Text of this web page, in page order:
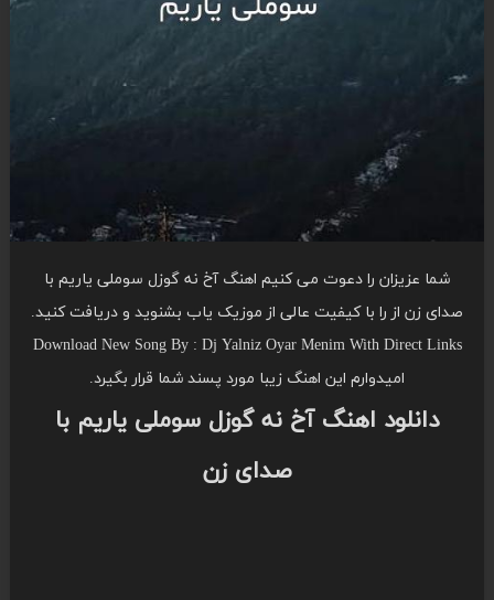
شما عزیزان را دعوت می کنیم اهنگ آخ نه گوزل سوملی یاریم با
صدای زن از را با کیفیت عالی از موزیک یاب بشنوید و دریافت کنید.
Download New Song By : Dj Yalniz Oyar Menim With Direct Links
امیدوارم این اهنگ زیبا مورد پسند شما قرار بگیرد.
دانلود اهنگ آخ نه گوزل سوملی یاریم با
صدای زن